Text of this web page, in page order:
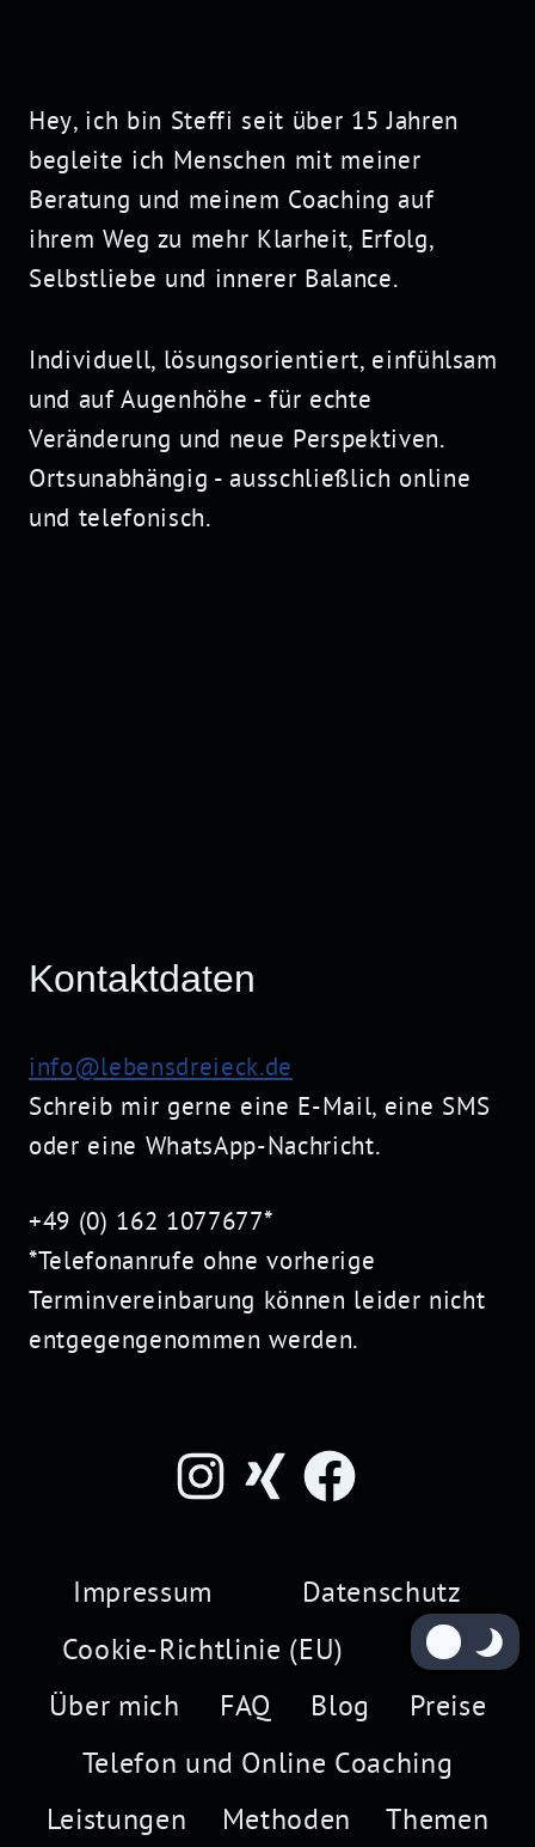
Hey, ich bin Steffi seit über 15 Jahren
begleite ich Menschen mit meiner
Beratung und meinem Coachingauf
ihrem Weg zu mehr Klarheit, Erfolg,
Selbstliebe und innerer Balance.
Individuell, lösungsorientiert, einfühlsam
und auf Augenhöhe - für echte
Veränderung und neue Perspektiven.
Ortsunabhängig - ausschließlich online
und telefonisch.
Kontaktdaten
info@lebensdreieck.de
Schreib mir gerne eine E-Mail, eine SMS
oder eine WhatsApp-Nachricht.
+49 (0) 162 1077677*
*Telefonanrufe ohne vorherige
Terminvereinbarung können leider nicht
entgegengenommen werden.
Impressum
Datenschutz
Cookie-Richtlinie (EU)
Start
Über mich
FAQ Blog
Preise
Telefon und Online Coaching
Leistungen
Methoden Themen